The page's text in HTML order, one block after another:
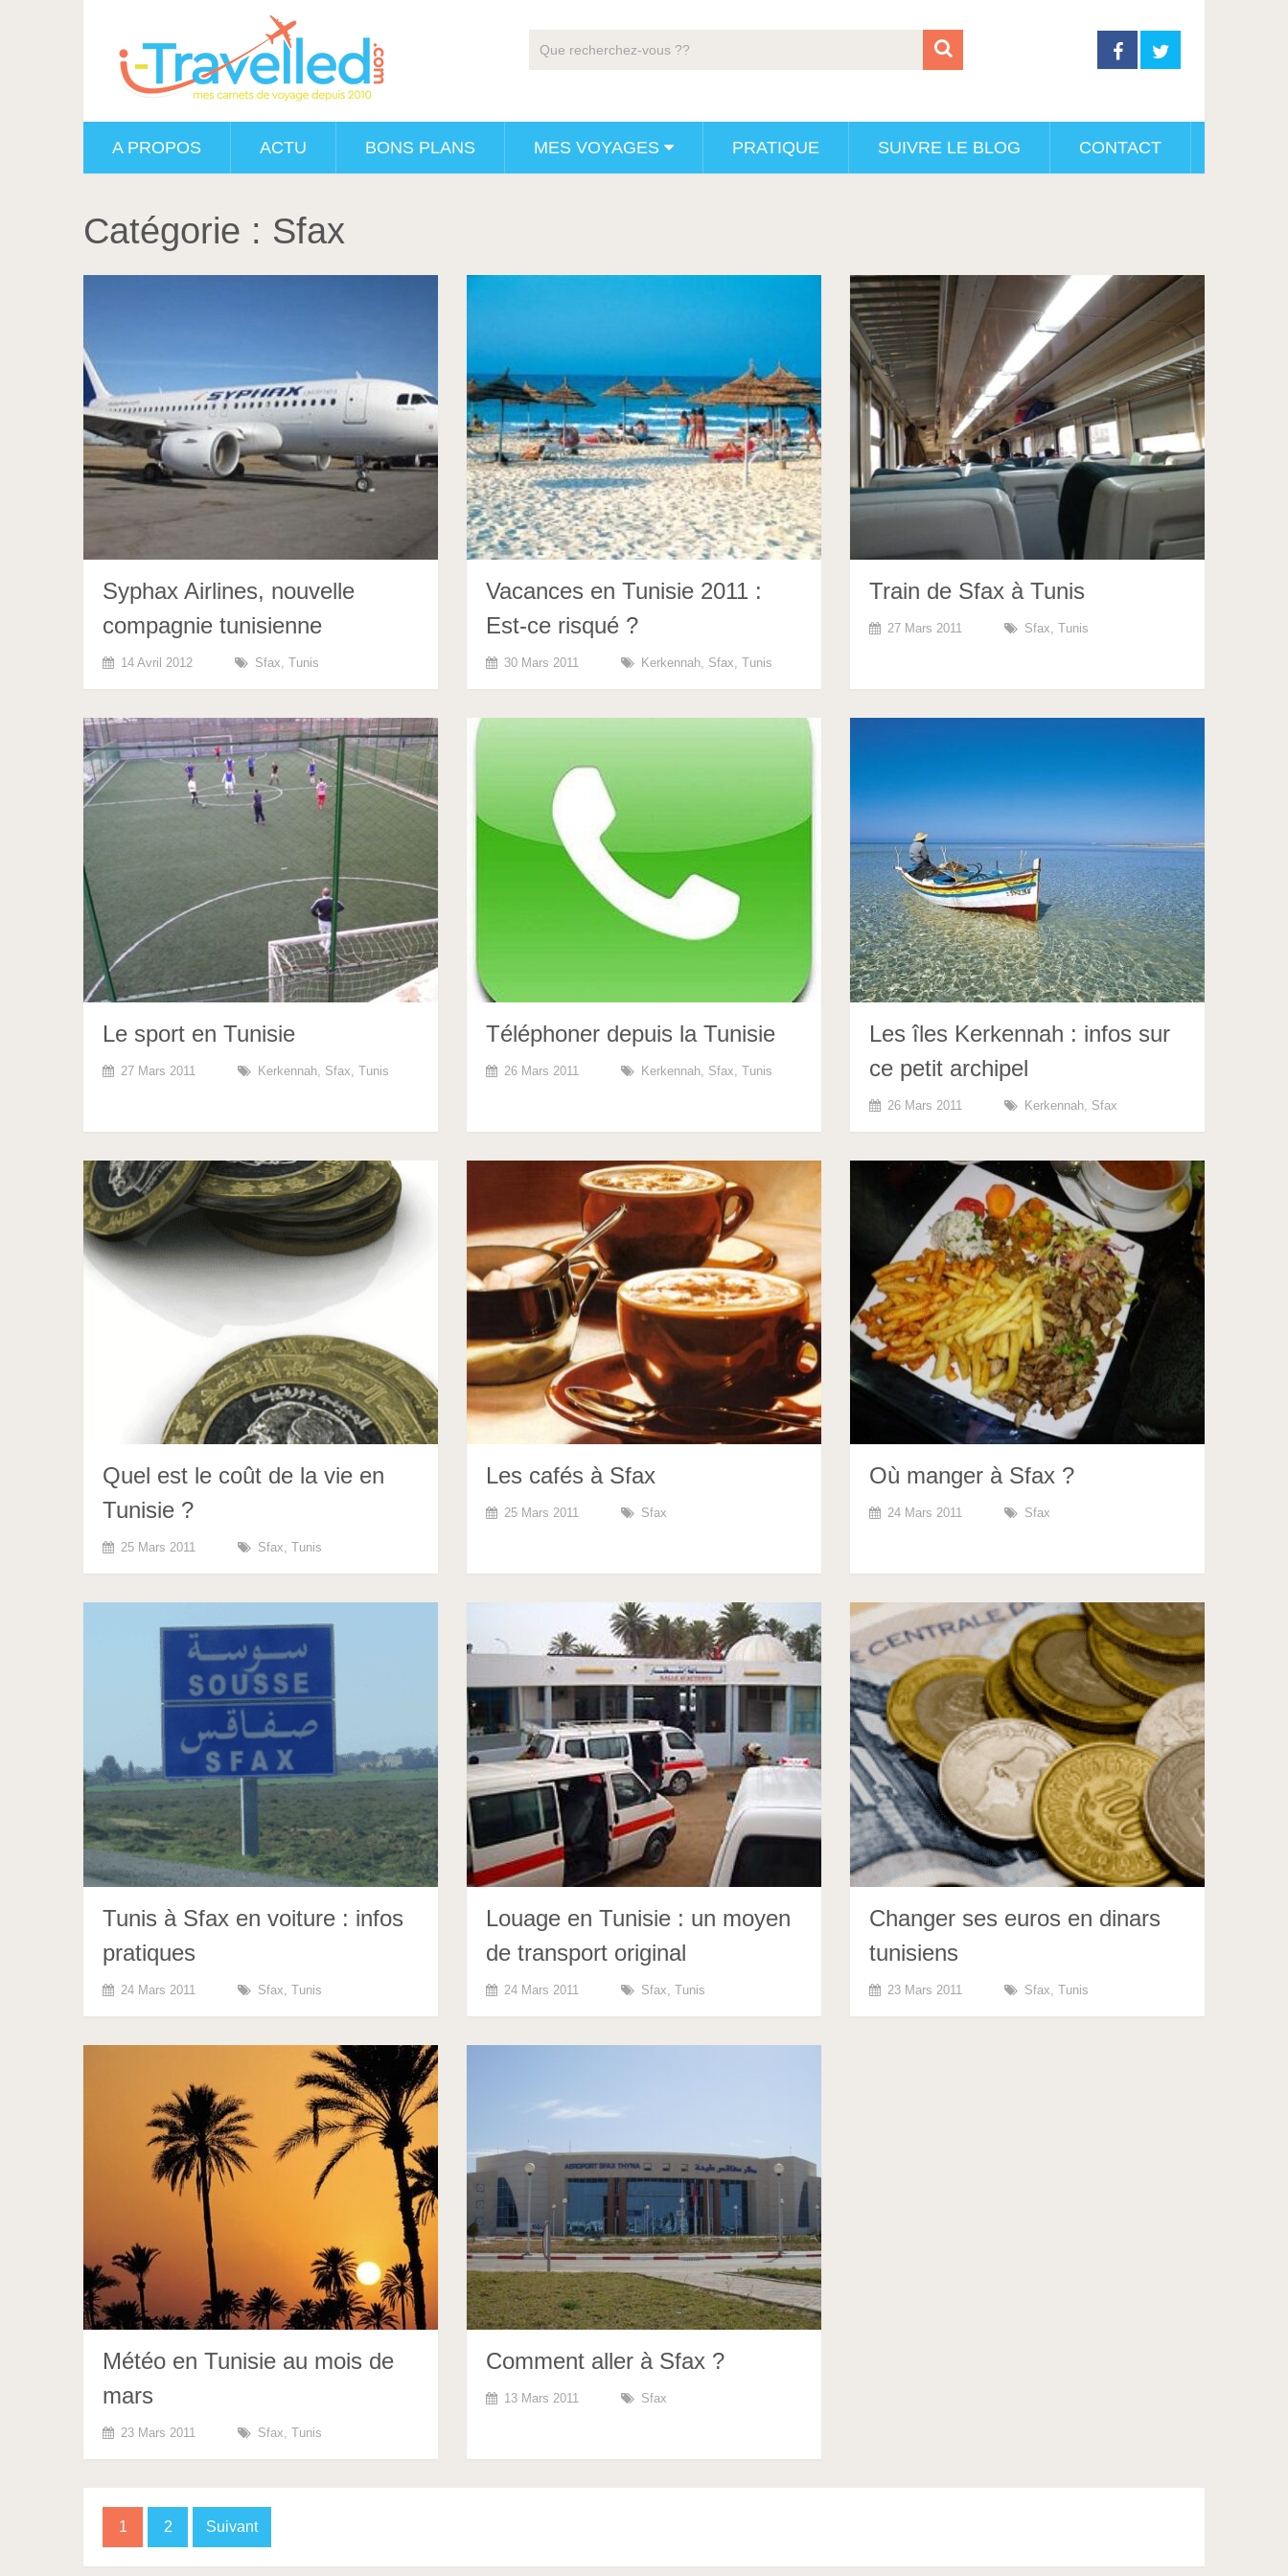
A PROPOS ACTU BONS PLANS MES VOYAGES PRATIQUE SUIVRE LE BLOG CONTACT
Catégorie : Sfax
Syphax Airlines, nouvelle
compagnie tunisienne
14 Avril 2012 Sfax Tunis
Vacances en Tunisie 2011 :
Est-ce risqué ?
30 Mars 2011 Kerkennah Sfax ,Tunis
Train de Sfax à Tunis
27 Mars 2011 Sfax ,Tunis
Le sport en Tunisie
27 Mars 2011 Kerkennah Sfax Tunis
Téléphoner depuis la Tunisie
26 Mars 2011 Kerkennah Sfax ,Tunis
Les îles Kerkennah : infos sur
ce petit archipel
26 Mars 2011 Kerkennah Sfax
Quel est le coût de la vie en
Tunisie ?
25 Mars 2011 Sfax, Tunis
Les cafés à Sfax
25 Mars 2011 Sfax
Où manger à Sfax ?
24 Mars 2011 Sfax
Tunis à Sfax en voiture : infos
pratiques
24 Mars 2011 Sfax, Tunis
Louage en Tunisie : un moyen
de transport original
24 Mars 2011 Sfax,Tunis
Changer ses euros en dinars
tunisiens
23 Mars 2011 Sfax,Tunis
Météo en Tunisie au mois de
mars
23 Mars 2011 Sfax Tunis
Comment aller à Sfax ?
13 Mars 2011 Sfax
Pagination
des
1 2 Suivant